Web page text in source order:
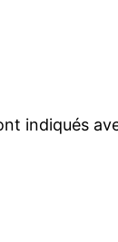
indiqués